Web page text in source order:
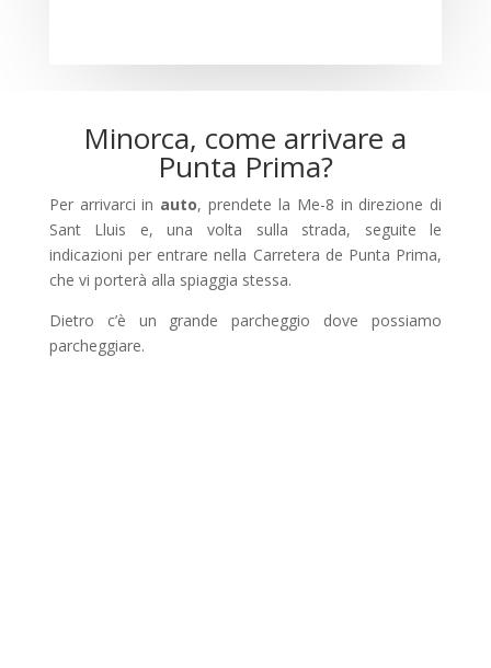
Minorca, come arrivare a
Punta Prima?
Per arrivarci in auto, prendete la Me-8 in direzione di
Sant Lluis e, una volta sulla strada, seguite le
indicazioni per entrare nella Carretera de Punta Prima,
che vi porterà alla spiaggia stessa.
Dietro c’è un grande parcheggio dove possiamo
parcheggiare.